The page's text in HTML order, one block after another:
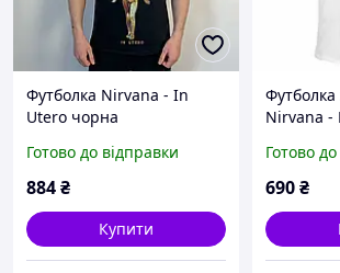
Футболка Nirvana - In
Utero чорна
Готово до відправки
884₴
Купити
Nirvana -
Готово
690₴